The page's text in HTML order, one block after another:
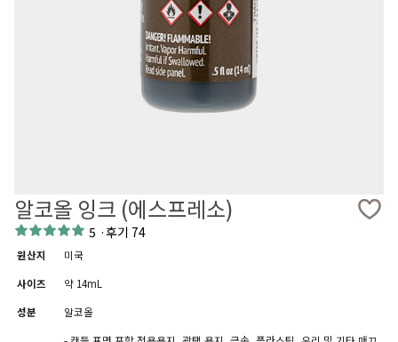
알코올 잉크 (에스프레소)
5 ·후기 74
원산지
미국
사이즈
약 14mL
성분
알코올